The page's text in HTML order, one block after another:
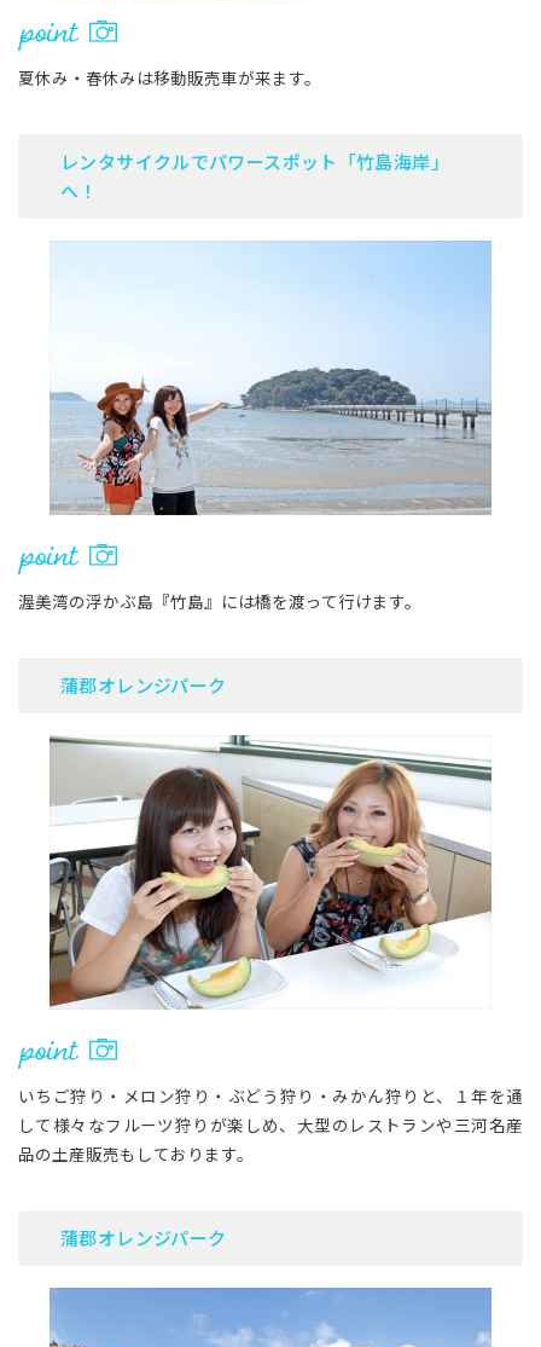
夏休み・春休みは移動販売車が来ます。
レンタサイクルでパワースポット「竹島海岸」
へ！
渥美湾の浮かぶ島『竹島』には橋を渡って行けます。
蒲郡オレンジパーク
いちご狩り・メロン狩り・ぶどう狩り・みかん狩りと、１年を通
して様々なフルーツ狩りが楽しめ、大型のレストランや三河名産
品の土産販売もしております。
蒲郡オレンジパーク